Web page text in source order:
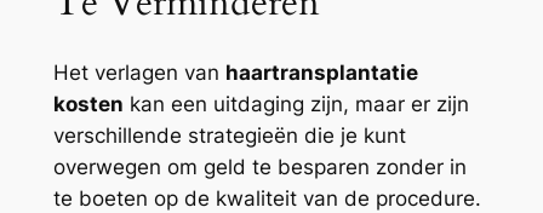
Het verlagen van haartransplantatie
kosten kan een uitdaging zijn, maar er zijn
verschillende strategieën die je kunt
overwegen om geld te besparen zonder in
te boeten op de kwaliteit van de procedure.